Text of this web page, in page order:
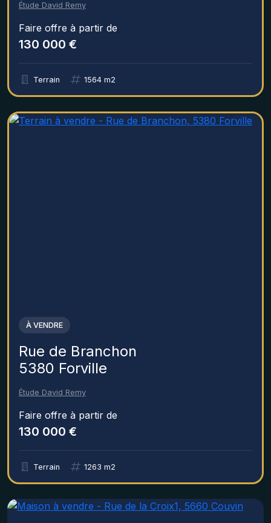
Étude David Remy
Faire offre à partir de
130 000 €
Terrain 1564 m2
À VENDRE
Rue de Branchon
5380 Forville
Étude David Remy
Faire offre à partir de
130 000 €
Terrain 1263 m2